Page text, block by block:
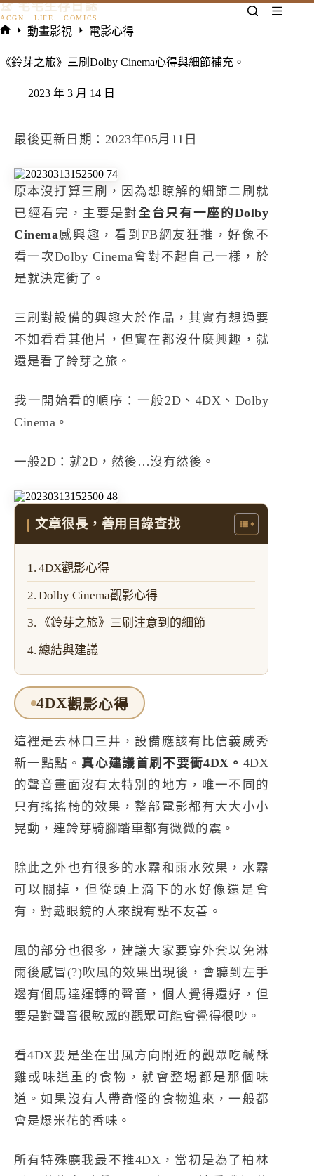
跳
至
要
𓃠 宅宅生存日誌
頁
動畫影視 電影心得
《鈴芽之旅》三刷Dolby Cinema心得與細節補充。
2023 年 3 月 14 日
最後更新日期：2023年05月11日
原本沒打算三刷，因為想瞭解的細節二刷就
已經看完，主要是對全台只有一座的Dolby
Cinema感興趣，看到FB網友狂推，好像不
看一次Dolby Cinema會對不起自己一樣，於
是就決定衝了。
三刷對設備的興趣大於作品，其實有想過要
不如看看其他片，但實在都沒什麼興趣，就
還是看了鈴芽之旅。
我一開始看的順序：一般2D、4DX、Dolby
Cinema。
一般2D：就2D，然後…沒有然後。
文章很長，善用目錄查找
4DX觀影心得
Dolby Cinema觀影心得
《鈴芽之旅》三刷注意到的細節
總結與建議
4DX觀影心得
這裡是去林口三井，設備應該有比信義威秀
新一點點。 真心建議首刷不要衝4DX。 4DX
的聲音畫面沒有太特別的地方，唯一不同的
只有搖搖椅的效果，整部電影都有大大小小
晃動，連鈴芽騎腳踏車都有微微的震。
除此之外也有很多的水霧和雨水效果，水霧
可以關掉，但從頭上滴下的水好像還是會
有，對戴眼鏡的人來說有點不友善。
風的部分也很多，建議大家要穿外套以免淋
雨後感冒(?)吹風的效果出現後，會聽到左手
邊有個馬達運轉的聲音，個人覺得還好，但
要是對聲音很敏感的觀眾可能會覺得很吵。
看4DX要是坐在出風方向附近的觀眾吃鹹酥
雞或味道重的食物，就會整場都是那個味
道。如果沒有人帶奇怪的食物進來，一般都
會是爆米花的香味。
所有特殊廳我最不推4DX，當初是為了柏林